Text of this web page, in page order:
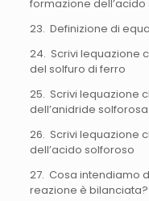
formazione
23. Definizione di
24. Scrivi lequazione
del solfuro di ferro
25. Scrivi lequazione
dell’anidride solforosa
26. Scrivi lequazione
dell’acido solforoso
27. Cosa intendiamo
reazione è bilanciata?